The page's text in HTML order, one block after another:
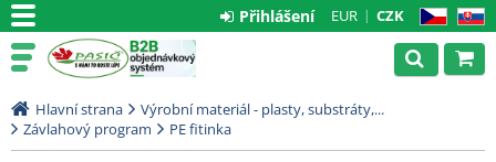
CZ SK
EUR CZK
Přihlášení
Hlavní strana
Výrobní materiál - plasty, substráty,...
Závlahový program
PE fitinka